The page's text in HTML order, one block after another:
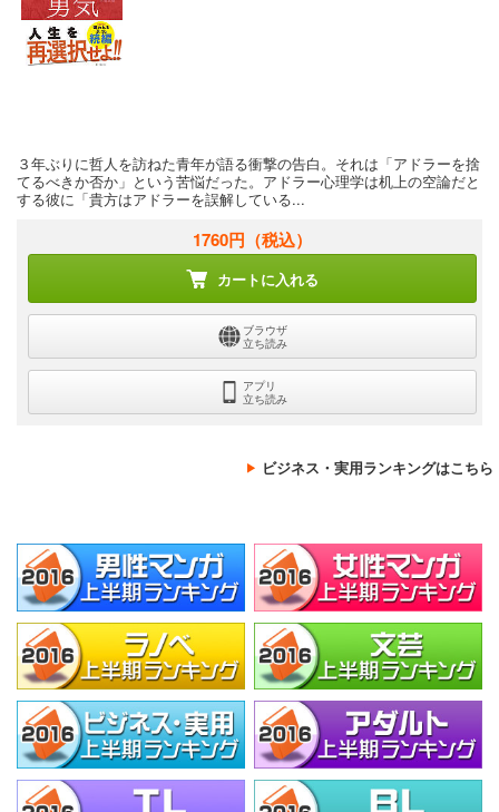
３年ぶりに哲人を訪ねた青年が語る衝撃の告白。それは「アドラーを捨
てるべきか否か」という苦悩だった。アドラー心理学は机上の空論だと
する彼に「貴方はアドラーを誤解している...
1760円 （税込）
カートに入れる
ブラウザ
立ち読み
アプリ
立ち読み
ビジネス・実用ランキングはこちら